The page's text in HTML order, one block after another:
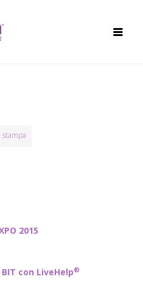
stampa
2015
con LiveHelp®